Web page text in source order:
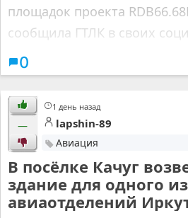
площадок проекта
сообщила ГТЛК в своих
0
1 день назад
— lapshin-89
Авиация
В посёлке Качуг
здание для одного
авиаотделений